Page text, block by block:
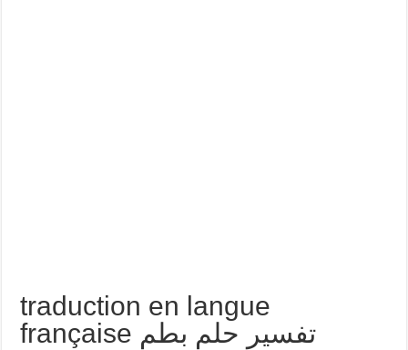
traduction en langue
française تفسير حلم بطم